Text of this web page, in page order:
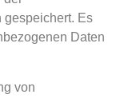
gespeichert. Es
Daten
von